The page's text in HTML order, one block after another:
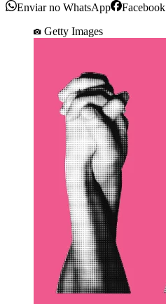
Enviar no WhatsApp Facebook
Getty Images